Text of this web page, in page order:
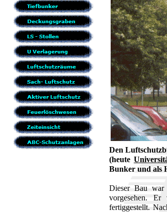
Den
(heute
Bunker und als
Dieser Bau war
vorgesehen.
fertiggestellt.